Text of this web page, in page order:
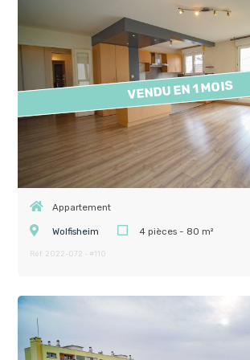
Appartement
Wolfisheim 4 pièces - 80 m²
Réf. 2022-072 - #110
VENDU EN 1 MOIS